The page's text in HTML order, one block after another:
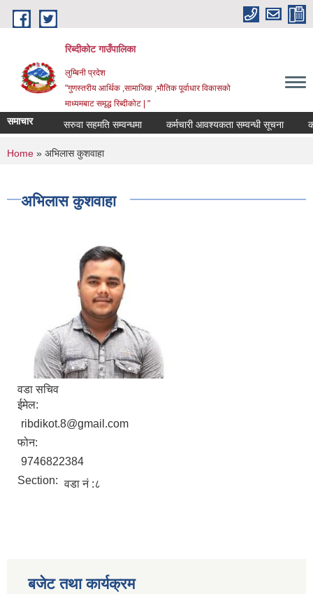
Skip to main content
रिब्दीकोट गाउँपालिका
लुम्बिनी प्रदेश
"गुणस्तरीय आर्थिक ,सामाजिक ,भौतिक पूर्वाधार विकासको
माध्यमबाट समृद्ध रिब्दीकोट | "
समाचार सरुवा सहमति सम्वन्धमा कर्मचारी आवश्यकता सम्वन्धी सूचना
You are here
Home » अभिलास कुशवाहा
अभिलास कुशवाहा
वडा सचिव
ईमेल:
ribdikot.8@gmail.com
फोन:
9746822384
Section: वडा नं :८
बजेट तथा कार्यक्रम